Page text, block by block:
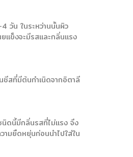
วัน ในระหว่านนั้นผิว
ยแข็งจะมีรสและกลิ่นแรง
ชีสที่มีต้นกำเนิดจากอิตาลี
นิดนี้มีกลิ่นรสที่ไม่แรง จึง
ามยืดหยุ่นก่อนนำไปใส่ใน